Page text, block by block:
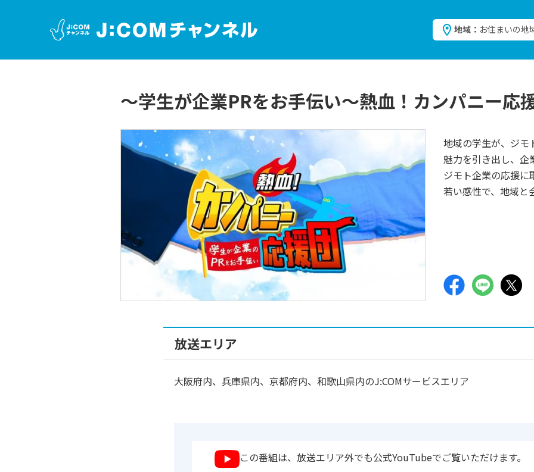
地域： お住まいの地
～学生が企業PRをお手伝い～熱血！カンパニー応
地域の学生が、ジモ
魅力を引き出し、企
ジモト企業の応援に
若い感性で、地域と
放送エリア
大阪府内、兵庫県内、京都府内、和歌山県内のJ:COMサービスエリア
この番組は、放送エリア外でも公式YouTubeでご覧いただけます。